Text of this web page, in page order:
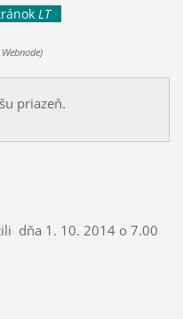
LT
priazeň.
dňa 1. 10. 2014 o 7.00